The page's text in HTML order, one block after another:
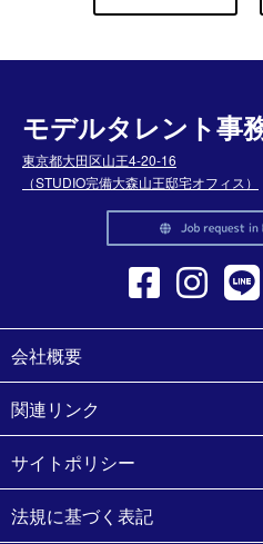
モデルタレント事
東京都大田区山王4-20-16
（STUDIO完備大森山王邸宅オフィス）
会社概要
関連リンク
サイトポリシー
法規に基づく表記